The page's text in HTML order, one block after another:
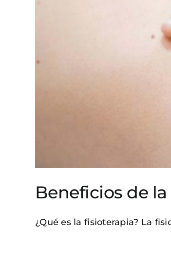
Beneficios de
¿Qué es la fisioterapia? La